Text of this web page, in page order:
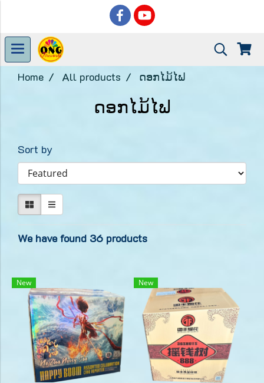
Home All products ດອກໄມ້ໄຟ
ດອກໄມ້ໄຟ
Sort by
We have found 36 products
New New